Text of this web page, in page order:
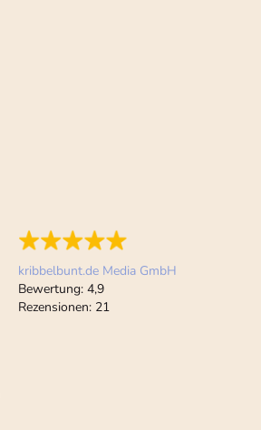
kribbelbunt.de Media GmbH
Bewertung: 4,9
Rezensionen: 21